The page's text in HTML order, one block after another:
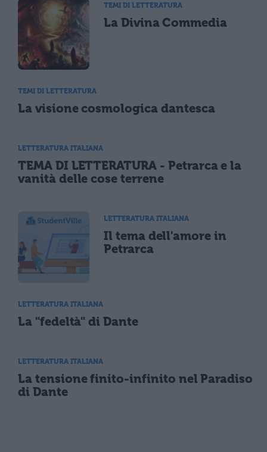
TEMI DI LETTERATURA
La Divina Commedia
TEMI DI LETTERATURA
La visione cosmologica dantesca
LETTERATURA ITALIANA
TEMA DI LETTERATURA - Petrarca e la
vanità delle cose terrene
LETTERATURA ITALIANA
Il tema dell'amore in
Petrarca
LETTERATURA ITALIANA
La "fedeltà" di Dante
LETTERATURA ITALIANA
La tensione finito-infinito nel Paradiso
di Dante